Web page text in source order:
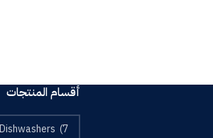
أقسام المنتجات